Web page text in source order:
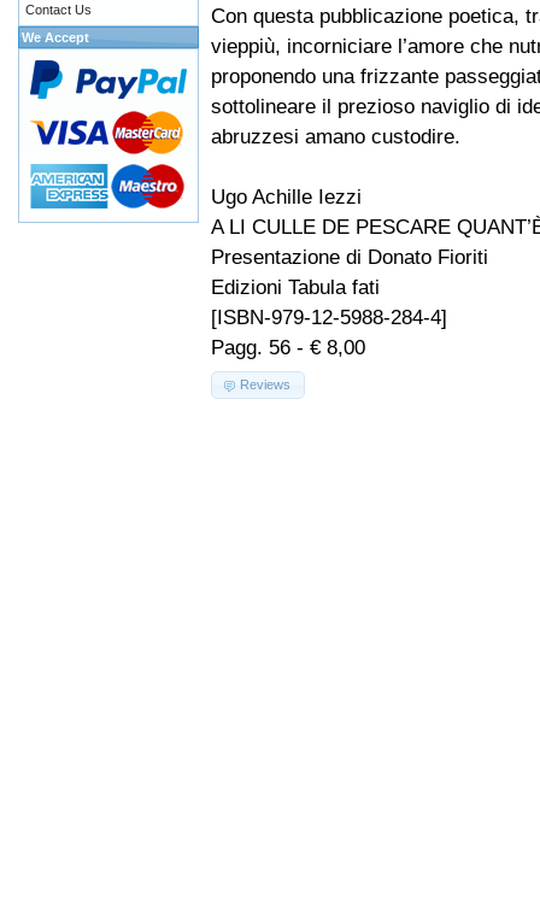
Con questa pubblicazione poetica,
vieppiù, incorniciare l’amore che
proponendo una frizzante
sottolineare il prezioso naviglio di
abruzzesi amano custodire.
Ugo Achille Iezzi
A LI CULLE DE PESCARE
Presentazione di Donato Fioriti
Edizioni Tabula fati
[ISBN-979-12-5988-284-4]
Pagg. 56 - € 8,00
Reviews
Contact Us
We Accept